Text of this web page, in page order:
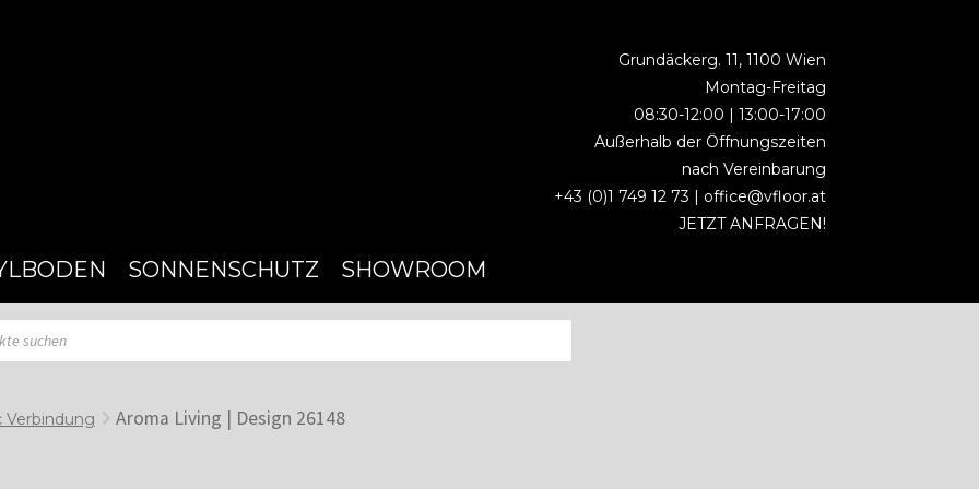
Grundäckerg. 11, 1100 Wien
Montag-Freitag
08:30-12:00 | 13:00-17:00
Außerhalb der Öffnungszeiten
nach Vereinbarung
+43 (0)1 749 12 73 | office@vfloor.at
JETZT ANFRAGEN!
SONNENSCHUTZ SHOWROOM
Verbindung Aroma Living | Design 26148